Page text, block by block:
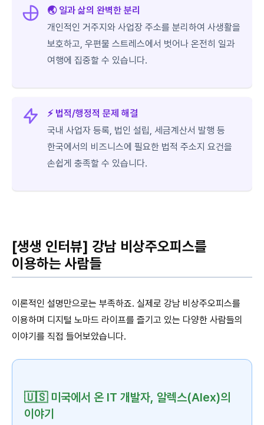
🌏 일과 삶의 완벽한 분리
개인적인 거주지와 사업장 주소를 분리하여 사생활을
보호하고, 우편물 스트레스에서 벗어나 온전히 일과
여행에 집중할 수 있습니다.
⚡️ 법적/행정적 문제 해결
국내 사업자 등록, 법인 설립, 세금계산서 발행 등
한국에서의 비즈니스에 필요한 법적 주소지 요건을
손쉽게 충족할 수 있습니다.
[생생 인터뷰] 강남 비상주오피스를
이용하는 사람들
이론적인 설명만으로는 부족하죠. 실제로 강남 비상주오피스를
이용하며 디지털 노마드 라이프를 즐기고 있는 다양한 사람들의
이야기를 직접 들어보았습니다.
🇺🇸 미국에서 온 IT 개발자, 알렉스(Alex)의
이야기